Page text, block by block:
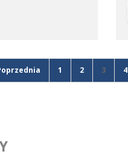
udało się tym
pierwszej drużynie,
Melnykov.
1 2 3 4